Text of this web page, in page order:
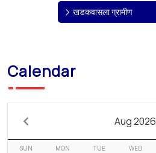
खडकवासला ग्रामीण
Calendar
Aug 2026
SUN MON TUE WED